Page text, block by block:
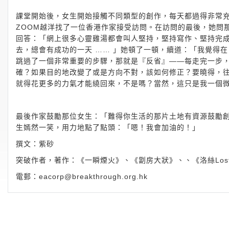
課堂開始後，女生開始接觸不同類型的創作，每天都過得非
ZOOM越洋找了一位香港作家接受訪問。在訪問的最後，她
回答：「網上很多心靈雞湯都會叫人堅持，堅持寫作、堅持
去，總會有成功的一天 …… 」她頓了一頓，續道：「我覺得
跳過了一個非常重要的步驟，那就是『反省』——每走完一步
確？如果目的地改變了或是方向不對，該如何修正？要曉得
就得花更多的力氣才能繞回來，不是嗎？當然，這只是我一個
最後作家鼓勵那位女生：「難得你生活的那片土地有資源鼓
生嫣然一笑，用力地點了點頭：「嗯！我會加油的！」
撰文：紫砂
突破作者，著作：《一瞬煙火》、《劏房大狀》、、《洛絲
電郵： eacorp@breakthrough.org.hk